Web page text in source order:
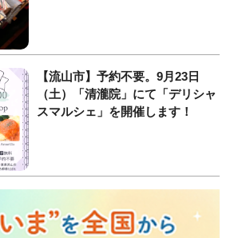
【流山市】予約不要。9月23日
（土）「清瀧院」にて「デリシャ
スマルシェ」を開催します！